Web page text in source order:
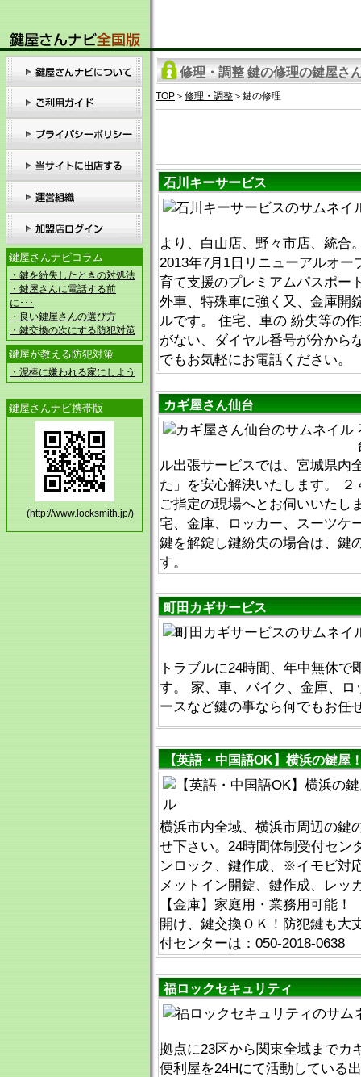
鍵屋さんナビコラム
・鍵を紛失したときの対処法
・鍵屋さんに電話する前
に･･･
・良い鍵屋さんの選び方
・鍵交換の次にする防犯対策
鍵屋が教える防犯対策
・泥棒に嫌われる家にしよう
鍵屋さんナビ携帯版
(http://www.locksmith.jp/)
修理・調整 鍵の修理の鍵屋さ
TOP ＞ 修理・調整 ＞鍵の修理
石川キーサービス
より、白山店、野々市店、統合
2013年7月1日リニューアルオー
育て支援のプレミアムパスポー
外車、特殊車に強く又、金庫開
ルです。 住宅、車の 紛失等の
がない、ダイヤル番号が分から
でもお気軽にお電話ください。
カギ屋さん仙台
ル出張サービスでは、宮城県内
た」を安心解決いたします。 ２
ご指定の現場へとお伺いいたし
宅、金庫、ロッカー、スーツケ
鍵を解錠し鍵紛失の場合は、鍵
す。
町田カギサービス
トラブルに24時間、年中無休で
す。 家、車、バイク、金庫、ロ
ースなど鍵の事なら何でもお任
【英語・中国語OK】横浜の鍵屋
横浜市内全域、横浜市周辺の鍵
せ下さい。24時間体制受付セン
ンロック、鍵作成、※イモビ
メットイン開錠、鍵作成、レッ
【金庫】家庭用・業務用可能！
開け、鍵交換ＯＫ！防犯鍵も大
付センターは：050-2018-0638
福ロックセキュリティ
拠点に23区から関東全域までカ
便利屋を24Hにて活動している